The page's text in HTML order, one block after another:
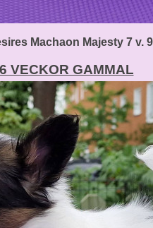
Machaon Majesty 7 v.
6 VECKOR GAMMAL